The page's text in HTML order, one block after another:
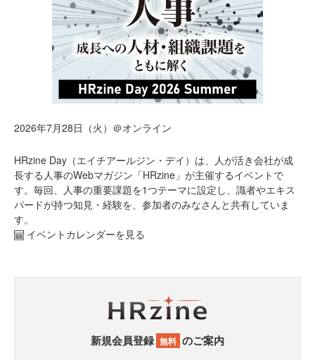
2026年7月28日（火）＠オンライン
HRzine Day（エイチアールジン・デイ）は、人が活き会社が成
長する人事のWebマガジン「HRzine」が主催するイベントで
す。毎回、人事の重要課題を1つテーマに設定し、識者やエキス
パードが持つ知見・経験を、参加者のみなさんと共有していま
す。
イベントカレンダーを見る
新規会員登録 無料 のご案内